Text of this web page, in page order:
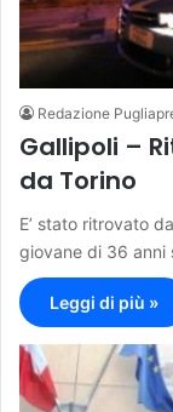
Redazione
Gallipoli –
da Torino
E’ stato ritrovato
giovane di 36 anni
Leggi di più »